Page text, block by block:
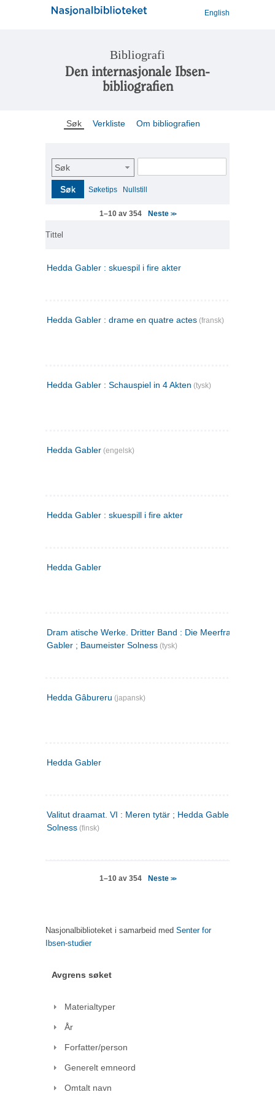
English
Bibliografi
Den internasjonale Ibsen-
bibliografien
Søk Verkliste Om bibliografien
Søk
Søk Søketips Nullstill
1–10 av 354 Neste >>
Tittel
Hedda Gabler : skuespil i fire akter
Hedda Gabler : drame en quatre actes (fransk)
Hedda Gabler : Schauspiel in 4 Akten (tysk)
Hedda Gabler (engelsk)
Hedda Gabler : skuespill i fire akter
Hedda Gabler
Dram atische Werke. Dritter Band : Die Meerfrau ; Hedda
Gabler ; Baumeister Solness (tysk)
Hedda Gâbureru (japansk)
Hedda Gabler
Valitut draamat. VI : Meren tytär ; Hedda Gabler ;
Solness (finsk)
1–10 av 354 Neste >>
Nasjonalbiblioteket i samarbeid med Senter for
Ibsen-studier
Avgrens søket
Materialtyper
År
Forfatter/person
Generelt emneord
Omtalt navn